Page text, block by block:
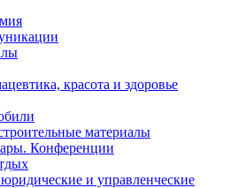
красота и здоровье
материалы
Конференции
и управленческие